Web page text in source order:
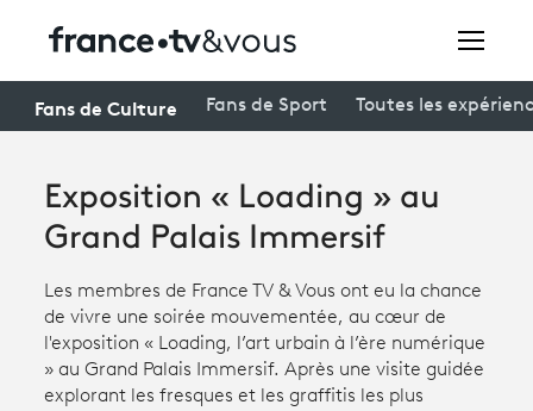
Festivals
Creators
À la une
Participer et assister à une émission
À votre écoute
Fans de Culture Fans de Sport Toutes les
Exposition « Loading » au
Grand Palais Immersif
Les membres de France TV & Vous ont eu la chance
de vivre une soirée mouvementée, au cœur de
l'exposition « Loading, l’art urbain à l’ère numérique
» au Grand Palais Immersif. Après une visite guidée
explorant les fresques et les graffitis les plus